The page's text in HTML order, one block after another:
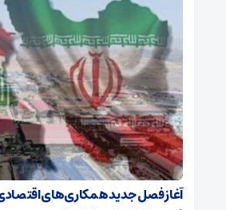
آغاز فصل جدید همکاری‌های اقتصادی